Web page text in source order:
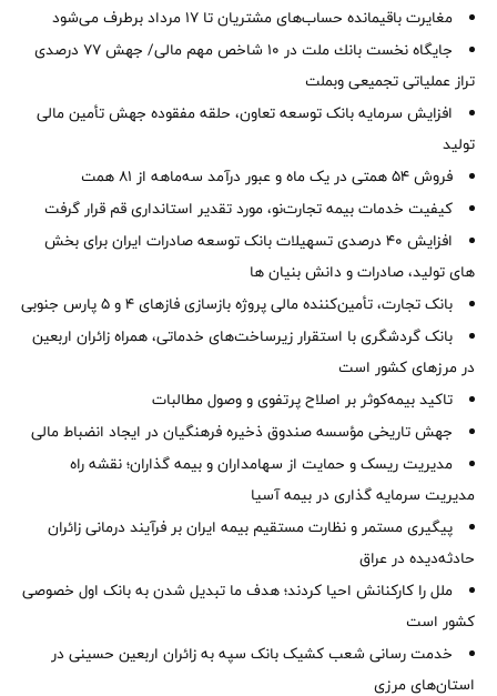
مغایرت‌ باقیمانده حساب‌های مشتریان تا ۱۷ مرداد برطرف می‌شود
جایگاه نخست بانك ملت در 10 شاخص مهم مالی/ جهش 77 درصدی
تراز عملیاتی تجمیعی وبملت
افزایش سرمایه بانک توسعه تعاون، حلقه مفقوده جهش تأمین مالی
تولید
فروش 54 همتی در یک ماه و عبور درآمد سه‌ماهه از 81 همت
کیفیت خدمات بیمه تجارت‌نو، مورد تقدیر استانداری قم قرار گرفت
افزایش 40 درصدی تسهیلات بانک توسعه صادرات ایران برای بخش
های تولید، صادرات و دانش بنیان ها
بانک تجارت، تأمین‌کننده مالی پروژه بازسازی فازهای ۴ و ۵ پارس جنوبی
بانک گردشگری با استقرار زیرساخت‌های خدماتی، همراه زائران اربعین
در مرزهای کشور است
تاکید بیمه‌کوثر بر اصلاح پرتفوی و وصول مطالبات ‌
جهش تاریخی مؤسسه صندوق ذخیره فرهنگیان در ایجاد انضباط مالی
مدیریت ریسک و حمایت از سهامداران و بیمه گذاران؛ نقشه راه
مدیریت سرمایه گذاری در بیمه آسیا
پیگیری مستمر و نظارت مستقیم بیمه ایران بر فرآیند درمانی زائران
حادثه‌دیده در عراق
ملل را کارکنانش احیا کردند؛ هدف ما تبدیل شدن به بانک اول خصوصی
کشور است
خدمت رسانی شعب کشیک بانک سپه به زائران اربعین حسینی در
استان‌‌های مرزی